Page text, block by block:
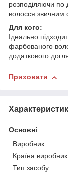
розподіляючи по
волосся звичним
Для кого:
Ідеально
фарбованого
додаткового
Приховати
Основні
Виробник
Країна виробник
Тип засобу